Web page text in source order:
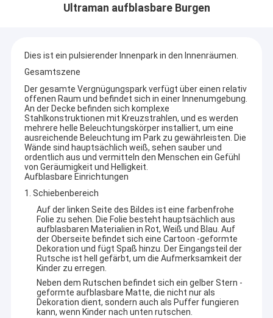
Ultraman aufblasbare Burgen
Dies ist ein pulsierender Innenpark in den Innenräumen.
Gesamtszene
Der gesamte Vergnügungspark verfügt über einen relativ
offenen Raum und befindet sich in einer Innenumgebung.
An der Decke befinden sich komplexe
Stahlkonstruktionen mit Kreuzstrahlen, und es werden
mehrere helle Beleuchtungskörper installiert, um eine
ausreichende Beleuchtung im Park zu gewährleisten. Die
Wände sind hauptsächlich weiß, sehen sauber und
ordentlich aus und vermitteln den Menschen ein Gefühl
von Geräumigkeit und Helligkeit.
Aufblasbare Einrichtungen
1. Schiebenbereich
Auf der linken Seite des Bildes ist eine farbenfrohe
Folie zu sehen. Die Folie besteht hauptsächlich aus
aufblasbaren Materialien in Rot, Weiß und Blau. Auf
der Oberseite befindet sich eine Cartoon -geformte
Dekoration und fügt Spaß hinzu. Der Eingangsteil der
Rutsche ist hell gefärbt, um die Aufmerksamkeit der
Kinder zu erregen.
Neben dem Rutschen befindet sich ein gelber Stern -
geformte aufblasbare Matte, die nicht nur als
Dekoration dient, sondern auch als Puffer fungieren
kann, wenn Kinder nach unten rutschen.